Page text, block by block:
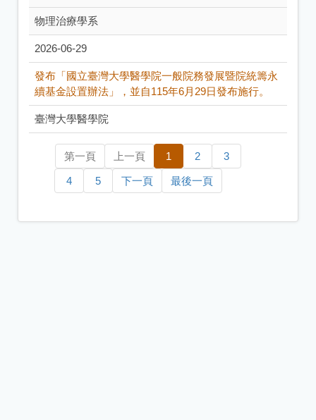
物理治療學系
2026-06-29
發布「國立臺灣大學醫學院一般院務發展暨院統籌永
續基金設置辦法」，並自115年6月29日發布施行。
臺灣大學醫學院
第一頁 上一頁 1 2 3
4 5 下一頁 最後一頁